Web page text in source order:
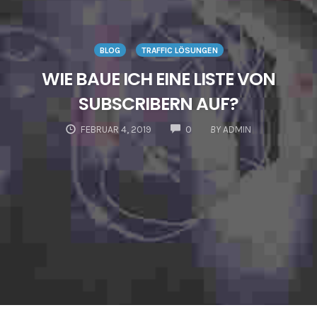
BLOG TRAFFIC LÖSUNGEN
WIE BAUE ICH EINE LISTE VON
SUBSCRIBERN AUF?
FEBRUAR 4, 2019 0COMMENTS
BY ADMIN